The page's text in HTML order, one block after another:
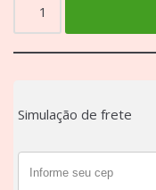
Simulação de frete